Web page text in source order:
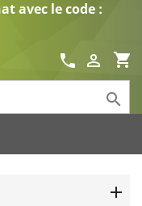
avec le code :
shopping_cart

call
